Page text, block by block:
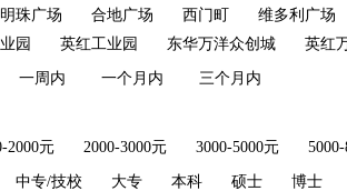
明珠广场 合地广场 西门町 维多利广场
园 英红工业园 东华万洋众创城 英红
一周内 一个月内 三个月内
2000元 2000-3000元 3000-5000元
中专/技校 大专 本科 硕士 博士